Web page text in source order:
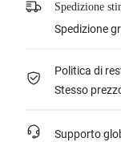
Spedizione
Spedizione
Politica di
Stesso
Supporto